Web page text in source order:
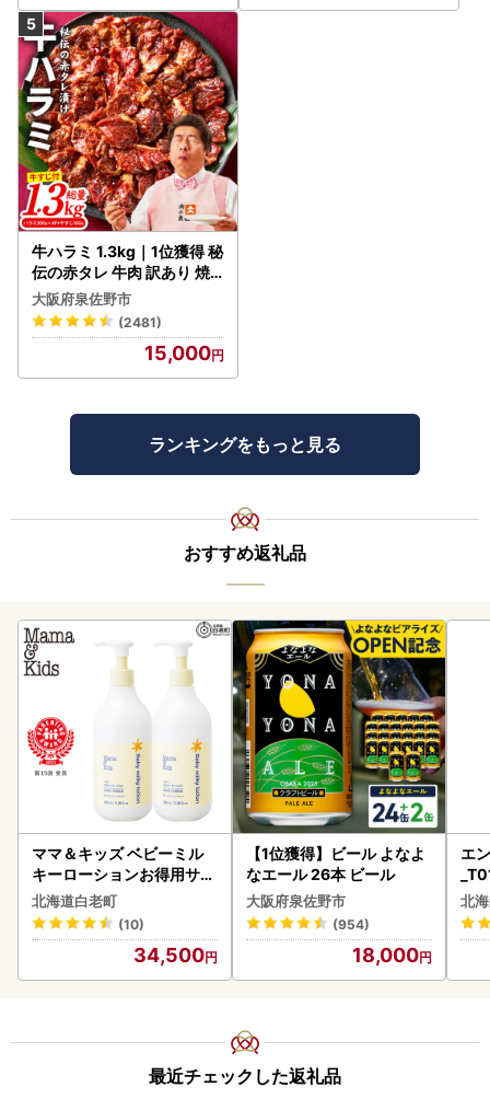
牛ハラミ 1.3kg｜1位獲得 秘
伝の赤タレ 牛肉 訳あり 焼
肉 BBQ
大阪府泉佐野市
(2481)
15,000
ランキングをもっと見る
おすすめ返礼品
ママ＆キッズ ベビーミル
キーローションお得用サイ
ズ 380ml 2本セット CH21
0
北海道白老町
(10)
34,500
【1位獲得】ビール よなよ
なエール 26本 ビール
大阪府泉佐野市
(954)
18,000
エ
北
最近チェックした返礼品